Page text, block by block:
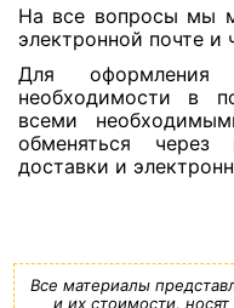
На все вопросы мы
электронной почте
Для оформления
необходимости в
всеми
обменяться через
доставки и
Все материалы
и их стоимости,